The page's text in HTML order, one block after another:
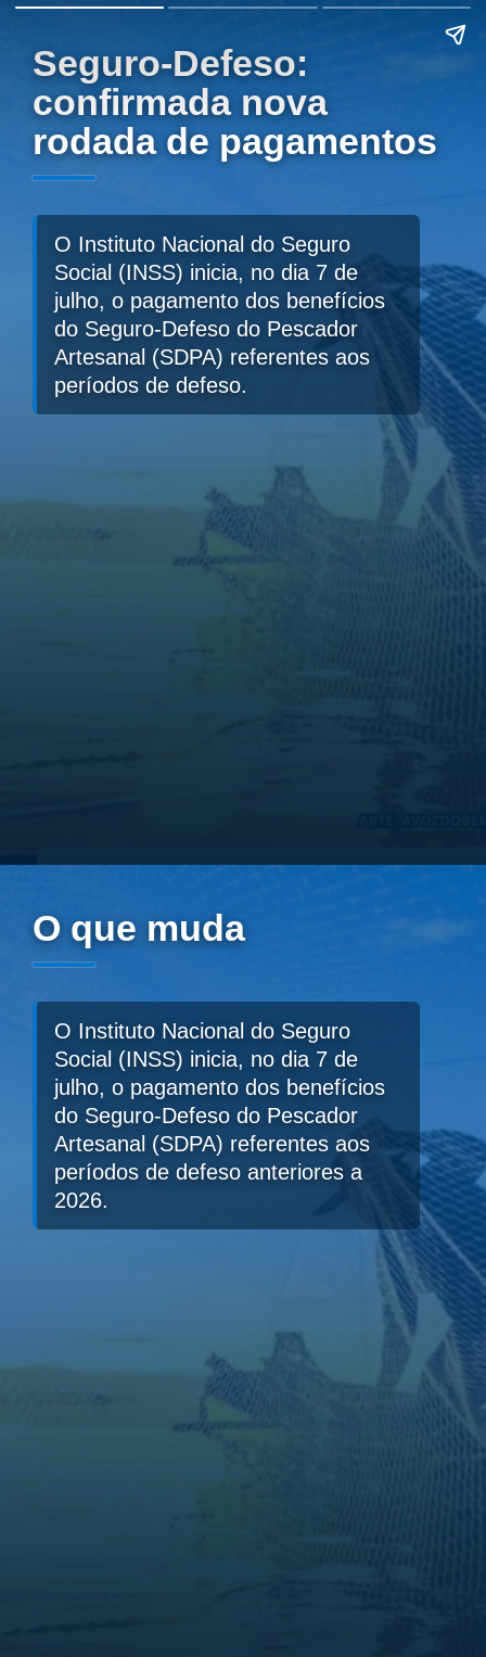
Seguro-Defeso:
confirmada nova
rodada de pagamentos
O Instituto Nacional do Seguro
Social (INSS) inicia, no dia 7 de
julho, o pagamento dos benefícios
do Seguro-Defeso do Pescador
Artesanal (SDPA) referentes aos
períodos de defeso.
O que muda
O Instituto Nacional do Seguro
Social (INSS) inicia, no dia 7 de
julho, o pagamento dos benefícios
do Seguro-Defeso do Pescador
Artesanal (SDPA) referentes aos
períodos de defeso anteriores a
2026.